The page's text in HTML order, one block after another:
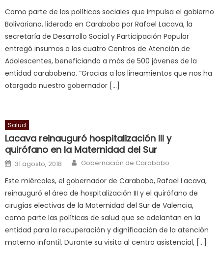
स
लग
आपक
पस
द,
sexy
bbw
a
long
hard
fuck,
Como parte de las políticas sociales que impulsa el gobierno
Bolivariano, liderado en Carabobo por Rafael Lacava, la
secretaría de Desarrollo Social y Participación Popular
entregó insumos a los cuatro Centros de Atención de
Adolescentes, beneficiando a más de 500 jóvenes de la
entidad carabobeña. “Gracias a los lineamientos que nos ha
otorgado nuestro gobernador […]
Salud
Lacava reinauguró hospitalización III y
quirófano en la Maternidad del Sur
Posted on
31 agosto, 2018 Author
Gobernación de Carabobo
Este miércoles, el gobernador de Carabobo, Rafael Lacava,
reinauguró el área de hospitalización III y el quirófano de
cirugías electivas de la Maternidad del Sur de Valencia,
como parte las políticas de salud que se adelantan en la
entidad para la recuperación y dignificación de la atención
materno infantil. Durante su visita al centro asistencial, […]